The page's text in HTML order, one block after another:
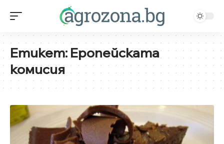
Етикет:Еропейската
комисия